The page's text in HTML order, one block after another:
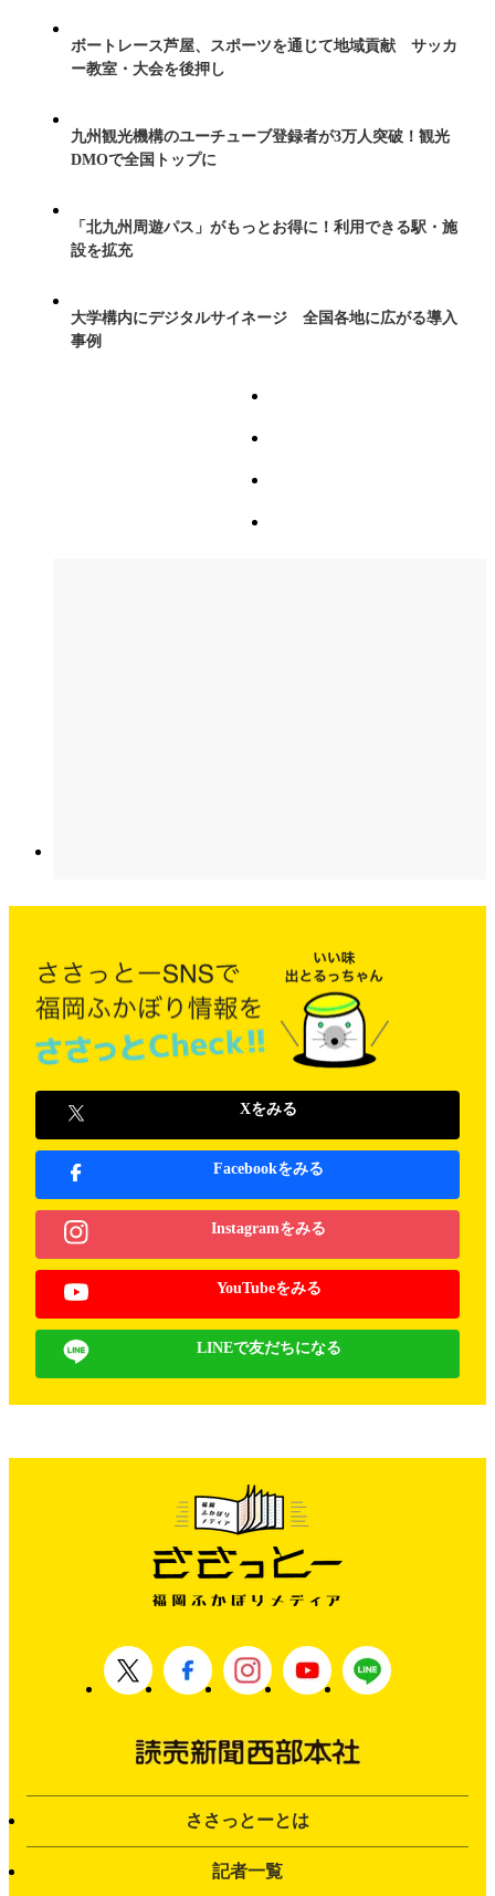
ボートレース芦屋、スポーツを通じて地域貢献 サッカ
ー教室・大会を後押し
九州観光機構のユーチューブ登録者が3万人突破！観光
DMOで全国トップに
「北九州周遊パス」がもっとお得に！利用できる駅・施
設を拡充
大学構内にデジタルサイネージ 全国各地に広がる導入
事例
Xをみる
Facebookをみる
Instagramをみる
YouTubeをみる
LINEで友だちになる
ささっとーとは
記者一覧